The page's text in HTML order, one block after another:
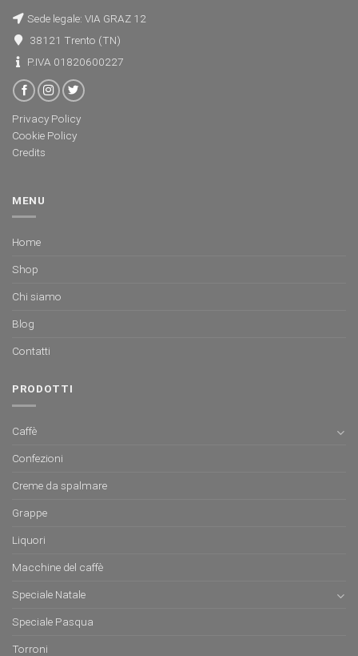
Sede legale: VIA GRAZ 12
38121 Trento (TN)
P.IVA 01820600227
Privacy Policy
Cookie Policy
Credits
MENU
Home
Shop
Chi siamo
Blog
Contatti
PRODOTTI
Caffè
Confezioni
Creme da spalmare
Grappe
Liquori
Macchine del caffè
Speciale Natale
Speciale Pasqua
Torroni